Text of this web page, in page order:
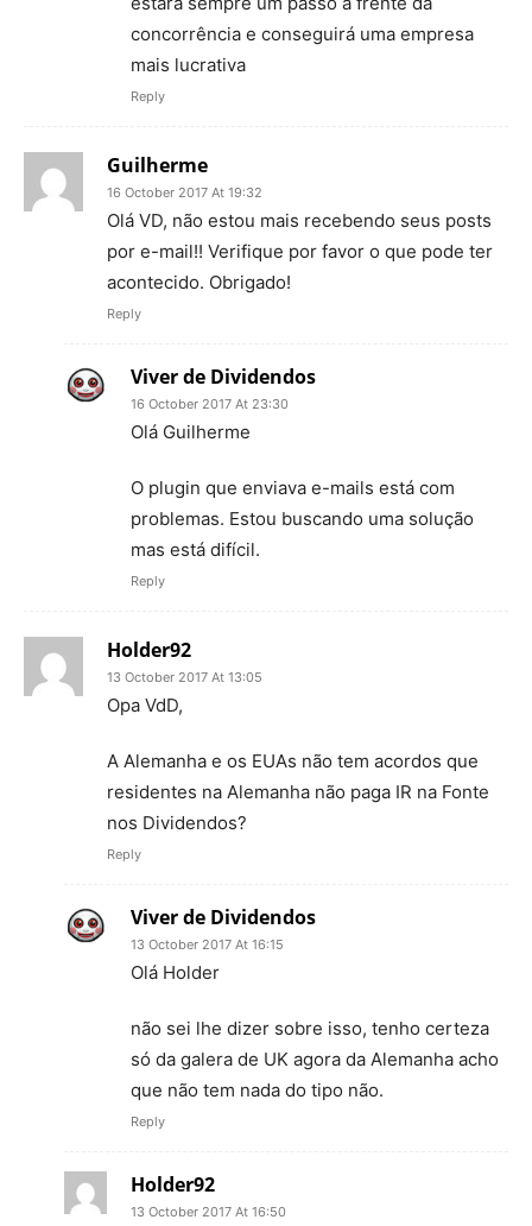
concorrência e conseguirá uma empresa
mais lucrativa
Reply
Guilherme
16 October 2017 At 19:32
Olá VD, não estou mais recebendo seus posts
por e-mail!! Verifique por favor o que pode ter
acontecido. Obrigado!
Reply
Viver de Dividendos
16 October 2017 At 23:30
Olá Guilherme
O plugin que enviava e-mails está com
problemas. Estou buscando uma solução
mas está difícil.
Reply
Holder92
13 October 2017 At 13:05
Opa VdD,
A Alemanha e os EUAs não tem acordos que
residentes na Alemanha não paga IR na Fonte
nos Dividendos?
Reply
Viver de Dividendos
13 October 2017 At 16:15
Olá Holder
não sei lhe dizer sobre isso, tenho certeza
só da galera de UK agora da Alemanha acho
que não tem nada do tipo não.
Reply
Holder92
13 October 2017 At 16:50